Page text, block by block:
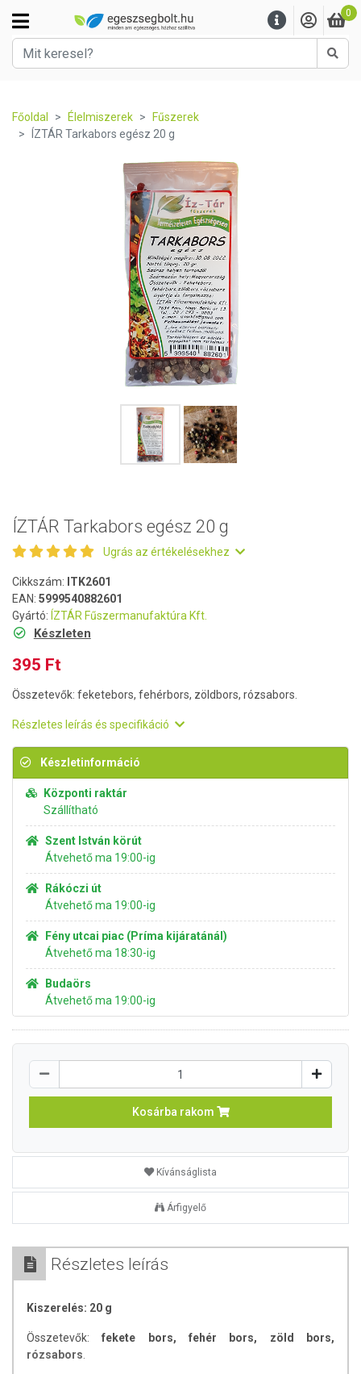
0
Főoldal Élelmiszerek
Fűszerek
ÍZTÁR Tarkabors egész 20 g
ÍZTÁR Tarkabors egész 20 g
Ugrás az értékelésekhez
Cikkszám: ITK2601
EAN: 5999540882601
Gyártó: ÍZTÁR Fűszermanufaktúra Kft.
Készleten
395 Ft
Összetevők: feketebors, fehérbors, zöldbors, rózsabors.
Részletes leírás és specifikáció
Készletinformáció
Központi raktár
Szállítható
Szent István körút
Átvehető ma 19:00-ig
Rákóczi út
Átvehető ma 19:00-ig
Fény utcai piac (Príma kijáratánál)
Átvehető ma 18:30-ig
Budaörs
Átvehető ma 19:00-ig
Kosárba rakom
Kívánságlista
Árfigyelő
Részletes leírás
Kiszerelés: 20 g
Összetevők:fekete bors, fehér bors, zöld bors,
rózsabors